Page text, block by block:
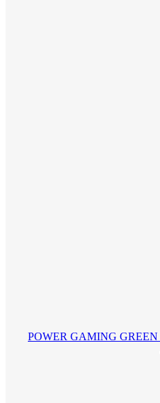
منبع تغذیه کامپیوتر گرین گیمینگ POWER GAMING GREEN